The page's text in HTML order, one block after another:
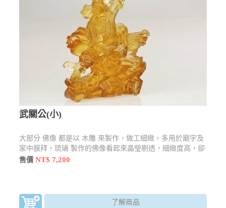
武關公(小)
大部分 佛像 都是以 木雕 來製作，做工細緻，多用於廟宇及
家中膜拜，琉璃 製作的佛像看起來晶瑩剔透，細緻度高，卻
也不失莊嚴感，還有許多型態及樣貌
售價NT$ 7,200
了解商品